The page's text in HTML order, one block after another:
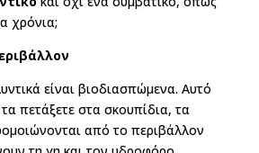
χρόνια;
είναι βιοδιασπώμενα. Αυτό
πετάξετε στα σκουπίδια, τα
από το περιβάλλον